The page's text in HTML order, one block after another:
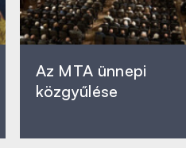
Az MTA ünnepi
közgyűlése